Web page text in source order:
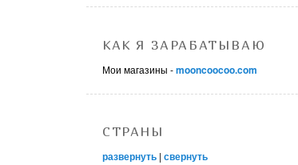
КАК Я ЗАРАБАТЫВАЮ
Мои магазины -mooncoocoo.com
СТРАНЫ
развернуть | свернуть